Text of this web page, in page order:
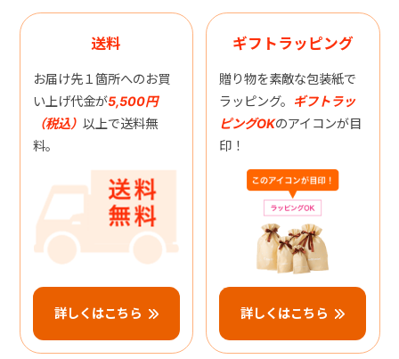
送料
お届け先１箇所へのお買
い上げ代金が5,500円
（税込） 以上で送料無
料。
詳しくはこちら
ギフトラッピング
贈り物を素敵な包装紙で
ラッピング。 ギフトラッ
ピングOKのアイコンが目
印！
詳しくはこちら